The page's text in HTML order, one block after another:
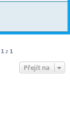
1 z 1
Přejít na